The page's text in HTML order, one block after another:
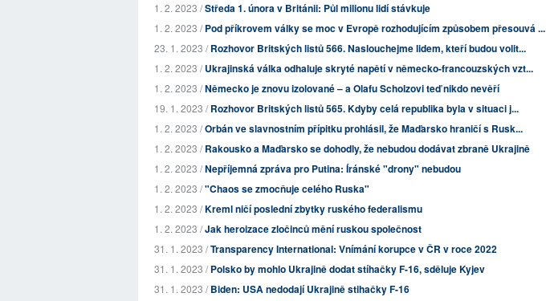
1. 2. 2023 /Středa 1. února v Británii: Půl milionu lidí stávkuje
1. 2. 2023 /Pod příkrovem války se moc v Evropě rozhodujícím způsobem přesouvá ...
23. 1. 2023 /Rozhovor Britských listů 566. Naslouchejme lidem, kteří budou volit...
1. 2. 2023 /Ukrajinská válka odhaluje skryté napětí v německo-francouzských vzt...
1. 2. 2023 /Německo je znovu izolované – a Olafu Scholzovi teď nikdo nevěří
19. 1. 2023 /Rozhovor Britských listů 565. Kdyby celá republika byla v situaci j...
1. 2. 2023 /Orbán ve slavnostním přípitku prohlásil, že Maďarsko hraničí s Rusk...
1. 2. 2023 /Rakousko a Maďarsko se dohodly, že nebudou dodávat zbraně Ukrajině
1. 2. 2023 /Nepříjemná zpráva pro Putina: Íránské "drony" nebudou
1. 2. 2023 /"Chaos se zmocňuje celého Ruska"
1. 2. 2023 /Kreml ničí poslední zbytky ruského federalismu
1. 2. 2023 /Jak heroizace zločinců mění ruskou společnost
31. 1. 2023 /Transparency International: Vnímání korupce v ČR v roce 2022
31. 1. 2023 /Polsko by mohlo Ukrajině dodat stíhačky F-16, sděluje Kyjev
31. 1. 2023 /Biden: USA nedodají Ukrajině stihačky F-16